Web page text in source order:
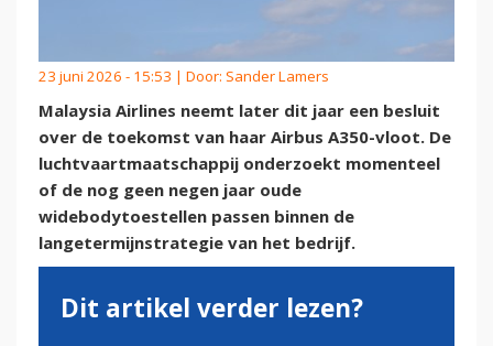
23 juni 2026 - 15:53 | Door: Sander Lamers
Malaysia Airlines neemt later dit jaar een besluit
over de toekomst van haar Airbus A350-vloot. De
luchtvaartmaatschappij onderzoekt momenteel
of de nog geen negen jaar oude
widebodytoestellen passen binnen de
langetermijnstrategie van het bedrijf.
Dit artikel verder lezen?